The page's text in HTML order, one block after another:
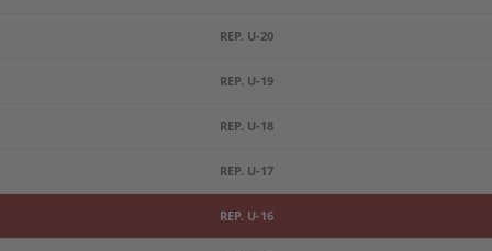
REP. U-20
REP. U-19
REP. U-18
REP. U-17
REP. U-16